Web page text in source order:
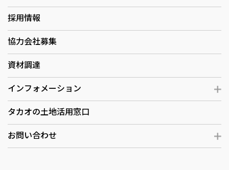
採用情報
協力会社募集
資材調達
インフォメーション
タカオの土地活用窓口
お問い合わせ